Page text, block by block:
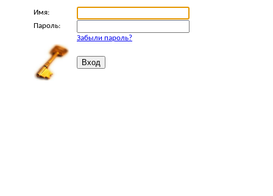
Имя:
Пароль:
Забыли пароль?